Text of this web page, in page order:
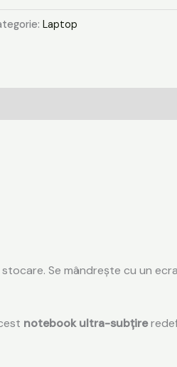
Laptop
Se mândrește cu un
notebook ultra-subțire